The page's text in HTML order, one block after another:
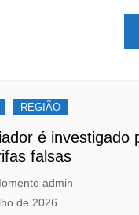
REGIÃO
é investigado
falsas
admin
de 2026